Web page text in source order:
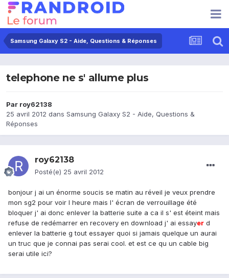
Samsung Galaxy S2 - Aide, Questions & Réponses
telephone ne s' allume plus
Par roy62138
25 avril 2012 dans Samsung Galaxy S2 - Aide, Questions &
Réponses
roy62138
Posté(e) 25 avril 2012
bonjour j ai un énorme soucis se matin au réveil je veux prendre
mon sg2 pour voir l heure mais l' écran de verrouillage été
bloquer j' ai donc enlever la batterie suite a ca il s' est éteint mais
refuse de redémarrer en recovery en download j' ai essayer d
enlever la batterie g tout essayer quoi si jamais quelque un aurai
un truc que je connai pas serai cool. et est ce qu un cable big
serai utile ici?